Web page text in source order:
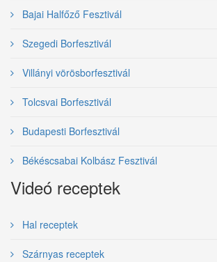
Bajai Halfőző Fesztivál
Szegedi Borfesztivál
Villányi vörösborfesztivál
Tolcsvai Borfesztivál
Budapesti Borfesztivál
Békéscsabai Kolbász Fesztivál
Videó receptek
Hal receptek
Szárnyas receptek